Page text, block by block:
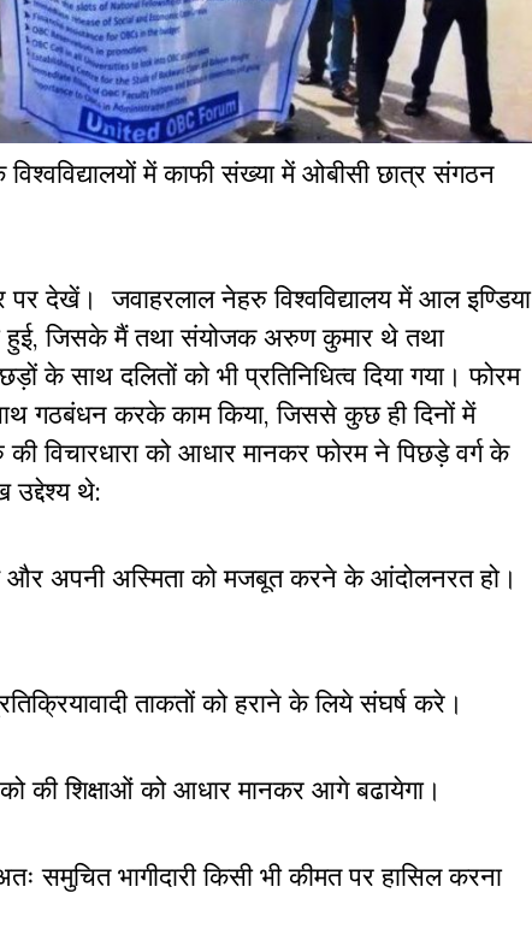
विश्वविद्यालयों में काफी संख्या में ओबीसी छात्र संगठन
पर देखें। जवाहरलाल नेहरु विश्वविद्यालय में आल इण्डिया
हुई, जिसके मैं तथा संयोजक अरुण कुमार थे तथा
के साथ दलितों को भी प्रतिनिधित्व दिया गया। फोरम
गठबंधन करके काम किया, जिससे कुछ ही दिनों में
विचारधारा को आधार मानकर फोरम ने पिछड़े वर्ग के
उद्देश्य थे:
अपनी अस्मिता को मजबूत करने के आंदोलनरत हो।
ताकतों को हराने के लिये संघर्ष करे।
की शिक्षाओं को आधार मानकर आगे बढायेगा।
समुचित भागीदारी किसी भी कीमत पर हासिल करना